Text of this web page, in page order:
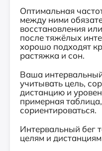
Оптимальная
между ними
восстановления
после тяжёлых
хорошо подходят
растяжка и сон.
Ваша
учитывать цель,
дистанцию и
примерная
сориентироваться.
Интервальный бег
целям и дистанциям